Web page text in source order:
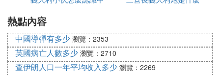
球員都無法發揮出自身應有的水平，直接導致了尤文
的打法變得雜亂無章，毫無觀賞性可言，如果不是35
歲的C羅依然可以保持火熱的進球狀態，尤文或許在
已經丟掉了榜首的寶座，成為一支二流的意甲球隊。
結語
熱點內容
中國導彈有多少 瀏覽：2353
英國病亡人數多少 瀏覽：2710
查伊朗人口一年平均收入多少 瀏覽：2269